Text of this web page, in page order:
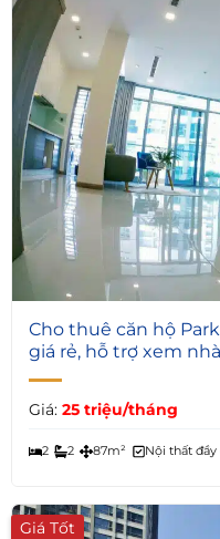
6
Cho thuê căn hộ
giá rẻ, hỗ trợ xem
Giá: 25 triệu/tháng
2 2 87m² Nội thất đầy
Giá Tốt